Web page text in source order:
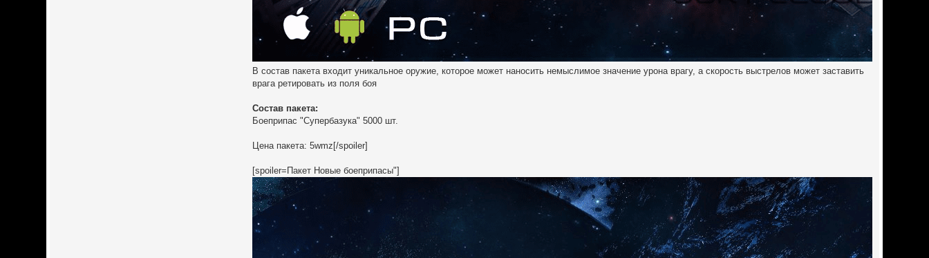
В состав пакета входит уникальное оружие, которое может наносить немыслимое значение урона врагу, а скорость выстрелов может заставить
врага ретировать из поля боя
Состав пакета:
Боеприпас "Супербазука" 5000 шт.
Цена пакета: 5wmz[/spoiler]
[spoiler=Пакет Новые боеприпасы"]